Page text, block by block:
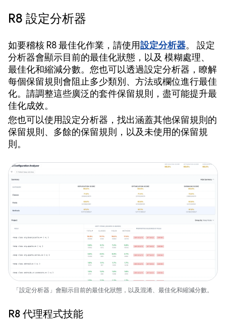
R8 設定分析器
如要稽核 R8 最佳化作業，請使用設定分析器。
設定
分析器會顯示目前的最佳化狀態，以及 模糊處理、
最佳化和縮減分數。您也可以透過設定分析器，瞭解
每個保留規則會阻止多少類別、方法或欄位進行最佳
化。請調整這些廣泛的套件保留規則，盡可能提升最
佳化成效。
您也可以使用設定分析器，找出涵蓋其他保留規則的
保留規則、多餘的保留規則，以及未使用的保留規
則。
「設定分析器」會顯示目前的最佳化狀態，以及混淆、最佳化和縮減分數。
R8 代理程式技能